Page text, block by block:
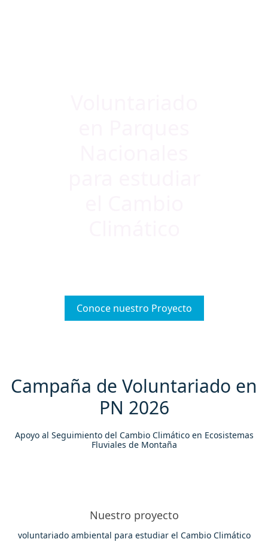
Conoce nuestro Proyecto
Campaña de Voluntariado en
PN 2026
Apoyo al Seguimiento del Cambio Climático en Ecosistemas
Fluviales de Montaña
Nuestro proyecto
voluntariado ambiental para estudiar el Cambio Climático